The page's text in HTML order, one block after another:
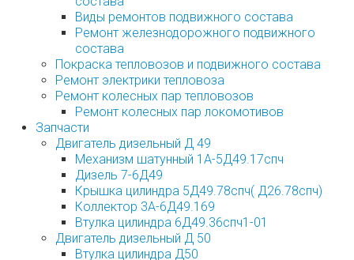
Виды ремонтов подвижного состава
Ремонт железнодорожного подвижного
состава
Покраска тепловозов и подвижного состава
Ремонт электрики тепловоза
Ремонт колесных пар тепловозов
Ремонт колесных пар локомотивов
Запчасти
Двигатель дизельный Д 49
Механизм шатунный 1А-5Д49.17спч
Дизель 7-6Д49
Крышка цилиндра 5Д49.78спч( Д26.78спч)
Коллектор 3А-6Д49.169
Втулка цилиндра 6Д49.36спч1-01
Двигатель дизельный Д 50
Втулка цилиндра Д50